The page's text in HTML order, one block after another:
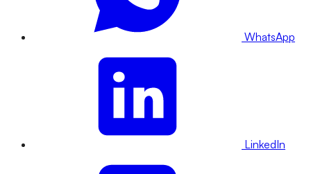
WhatsApp
LinkedIn